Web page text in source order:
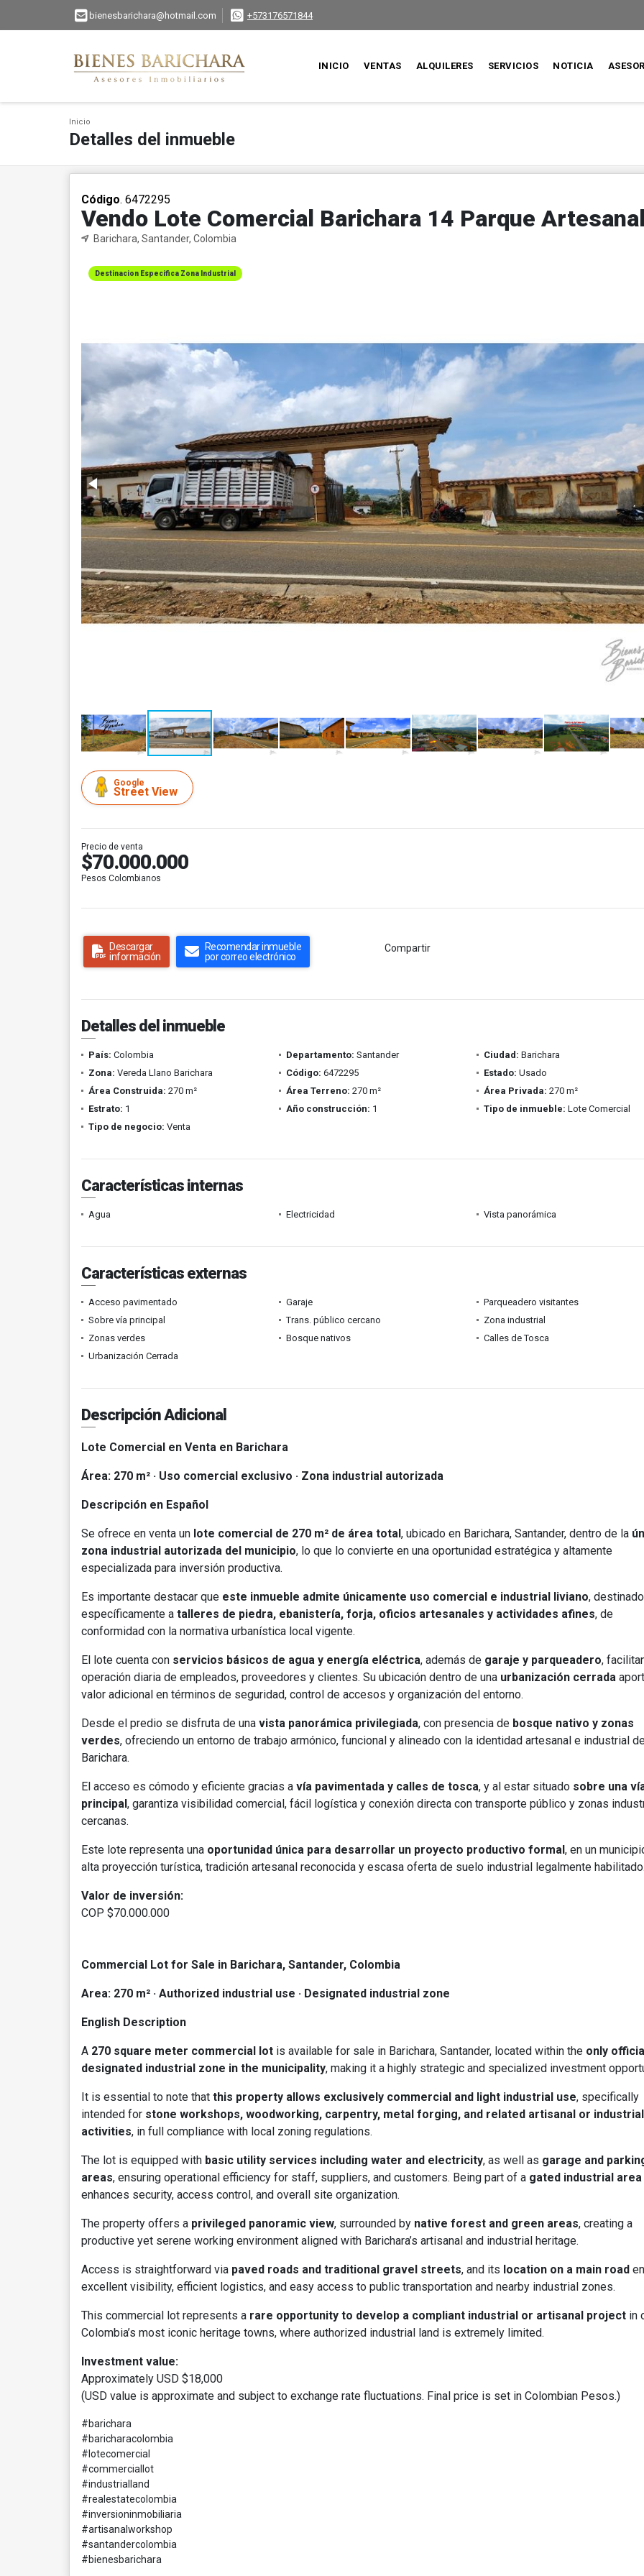
bienesbarichara@hotmail.com +573176571844
INICIO VENTAS ALQUILERES SERVICIOS NOTICIA
Inicio
Detalles del inmueble
Código. 6472295
Vendo Lote Comercial Barichara 14 Parque
Barichara, Santander, Colombia
Destinacion Especifica Zona Industrial
Google
Street View
Precio de venta
$70.000.000
Pesos Colombianos
Descargar
información
Recomendar inmueble
por correo electrónico
Compartir
Detalles del inmueble
País: Colombia Departamento: Santander Ciudad: Barichara
Zona: Vereda Llano Barichara Código: 6472295 Estado: Usado
Área Construida: 270 m² Área Terreno: 270 m² Área Privada: 270 m²
Estrato: 1 Año construcción: 1 Tipo de inmueble: Lote Comercial
Tipo de negocio: Venta
Características internas
Agua Electricidad Vista panorámica
Características externas
Acceso pavimentado Garaje
Parqueadero visitantes
Sobre vía principal
Trans. público cercano
Zona industrial
Zonas verdes
Bosque nativos
Calles de Tosca
Urbanización Cerrada
Descripción Adicional
Lote Comercial en Venta en Barichara
Área: 270 m² · Uso comercial exclusivo · Zona industrial autorizada
Descripción en Español
Se ofrece en venta un lote comercial de 270 m² de área total, ubicado en Barichara, Santander, dentro de la
zona industrial autorizada del municipio, lo que lo convierte en una oportunidad estratégica y altamente
especializada para inversión productiva.
Es importante destacar que este inmueble admite únicamente uso comercial e industrial liviano, destinado
específicamente a talleres de piedra, ebanistería, forja, oficios artesanales y actividades afines, de
conformidad con la normativa urbanística local vigente.
El lote cuenta con servicios básicos de agua y energía eléctrica, además de garaje y parqueadero,
operación diaria de empleados, proveedores y clientes. Su ubicación dentro de una urbanización cerrada
valor adicional en términos de seguridad, control de accesos y organización del entorno.
Desde el predio se disfruta de una vista panorámica privilegiada, con presencia de bosque nativo y zonas
verdes, ofreciendo un entorno de trabajo armónico, funcional y alineado con la identidad artesanal e industrial
Barichara.
El acceso es cómodo y eficiente gracias a vía pavimentada y calles de tosca, y al estar situado sobre una
principal, garantiza visibilidad comercial, fácil logística y conexión directa con transporte público y zonas
cercanas.
Este lote representa una oportunidad única para desarrollar un proyecto productivo formal, en un
alta proyección turística, tradición artesanal reconocida y escasa oferta de suelo industrial legalmente
Valor de inversión:
COP $70.000.000
Commercial Lot for Sale in Barichara, Santander, Colombia
Area: 270 m² · Authorized industrial use · Designated industrial zone
English Description
A 270 square meter commercial lot is available for sale in Barichara, Santander, located within the only
designated industrial zone in the municipality, making it a highly strategic and specialized investment
It is essential to note that this property allows exclusively commercial and light industrial use, specifically
intended for stone workshops, woodworking, carpentry, metal forging, and related artisanal or industrial
activities, in full compliance with local zoning regulations.
The lot is equipped with basic utility services including water and electricity, as well as garage and
areas, ensuring operational efficiency for staff, suppliers, and customers. Being part of a gated industrial area
enhances security, access control, and overall site organization.
The property offers a privileged panoramic view, surrounded by native forest and green areas, creating a
productive yet serene working environment aligned with Barichara’s artisanal and industrial heritage.
Access is straightforward via paved roads and traditional gravel streets, and its location on a main road
excellent visibility, efficient logistics, and easy access to public transportation and nearby industrial zones.
This commercial lot represents a rare opportunity to develop a compliant industrial or artisanal project in
Colombia’s most iconic heritage towns, where authorized industrial land is extremely limited.
Investment value:
Approximately USD $18,000
(USD value is approximate and subject to exchange rate fluctuations. Final price is set in Colombian Pesos.)
#barichara
#baricharacolombia
#lotecomercial
#commerciallot
#industrialland
#realestatecolombia
#inversioninmobiliaria
#artisanalworkshop
#santandercolombia
#bienesbarichara